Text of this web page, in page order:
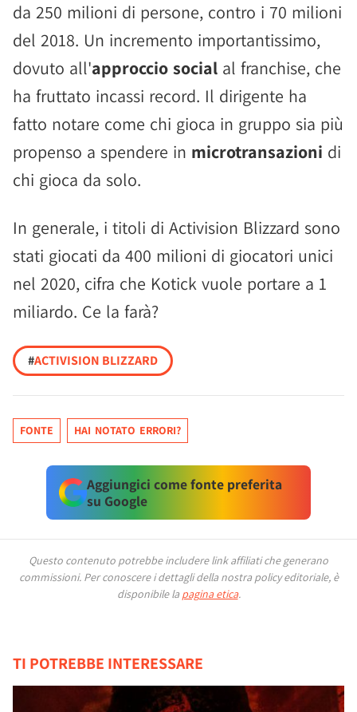
da 250 milioni di persone, contro i 70 milioni
del 2018. Un incremento importantissimo,
dovuto all'approccio social al franchise, che
ha fruttato incassi record. Il dirigente ha
fatto notare come chi gioca in gruppo sia più
propenso a spendere in microtransazioni di
chi gioca da solo.
In generale, i titoli di Activision Blizzard sono
stati giocati da 400 milioni di giocatori unici
nel 2020, cifra che Kotick vuole portare a 1
miliardo. Ce la farà?
#ACTIVISION BLIZZARD
FONTE HAI NOTATO ERRORI?
Aggiungici come fonte preferita
su Google
Questo contenuto potrebbe includere link affiliati che generano
commissioni. Per conoscere i dettagli della nostra policy editoriale, è
disponibile la pagina etica.
TI POTREBBE INTERESSARE